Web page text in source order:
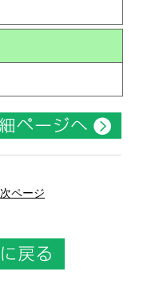
次ページ